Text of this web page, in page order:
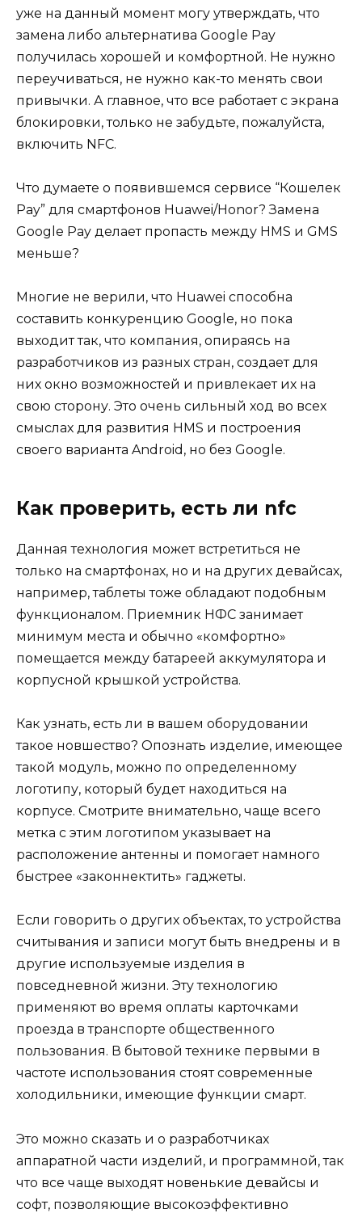
уже на данный момент могу утверждать, что
замена либо альтернатива Google Pay
получилась хорошей и комфортной. Не нужно
переучиваться, не нужно как-то менять свои
привычки. А главное, что все работает с экрана
блокировки, только не забудьте, пожалуйста,
включить NFC.
Что думаете о появившемся сервисе “Кошелек
Pay” для смартфонов Huawei/Honor? Замена
Google Pay делает пропасть между HMS и GMS
меньше?
Многие не верили, что Huawei способна
составить конкуренцию Google, но пока
выходит так, что компания, опираясь на
разработчиков из разных стран, создает для
них окно возможностей и привлекает их на
свою сторону. Это очень сильный ход во всех
смыслах для развития HMS и построения
своего варианта Android, но без Google.
Как проверить, есть ли nfc
Данная технология может встретиться не
только на смартфонах, но и на других девайсах,
например, таблеты тоже обладают подобным
функционалом. Приемник НФС занимает
минимум места и обычно «комфортно»
помещается между батареей аккумулятора и
корпусной крышкой устройства.
Как узнать, есть ли в вашем оборудовании
такое новшество? Опознать изделие, имеющее
такой модуль, можно по определенному
логотипу, который будет находиться на
корпусе. Смотрите внимательно, чаще всего
метка с этим логотипом указывает на
расположение антенны и помогает намного
быстрее «законнектить» гаджеты.
Если говорить о других объектах, то устройства
считывания и записи могут быть внедрены и в
другие используемые изделия в
повседневной жизни. Эту технологию
применяют во время оплаты карточками
проезда в транспорте общественного
пользования. В бытовой технике первыми в
частоте использования стоят современные
холодильники, имеющие функции смарт.
Это можно сказать и о разработчиках
аппаратной части изделий, и программной, так
что все чаще выходят новенькие девайсы и
софт, позволяющие высокоэффективно